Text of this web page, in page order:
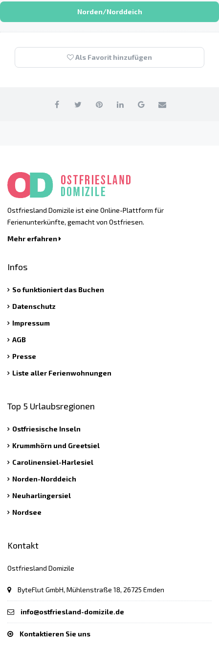
Norden/Norddeich
Als Favorit hinzufügen
Ostfriesland Domizile ist eine Online-Plattform für
Ferienunterkünfte, gemacht von Ostfriesen.
Mehr erfahren
Infos
So funktioniert das Buchen
Datenschutz
Impressum
AGB
Presse
Liste aller Ferienwohnungen
Top 5 Urlaubsregionen
Ostfriesische Inseln
Krummhörn und Greetsiel
Carolinensiel-Harlesiel
Norden-Norddeich
Neuharlingersiel
Nordsee
Kontakt
Ostfriesland Domizile
ByteFlut GmbH, Mühlenstraße 18, 26725 Emden
info@ostfriesland-domizile.de
Kontaktieren Sie uns